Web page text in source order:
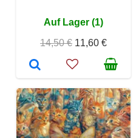
Auf Lager (1)
14,50 € 11,60 €